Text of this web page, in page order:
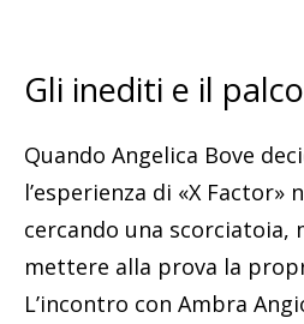
Gli inediti e il
Quando Angelica Bove
l’esperienza di «X Factor»
cercando una scorciatoia,
mettere alla prova la
L’incontro con Ambra